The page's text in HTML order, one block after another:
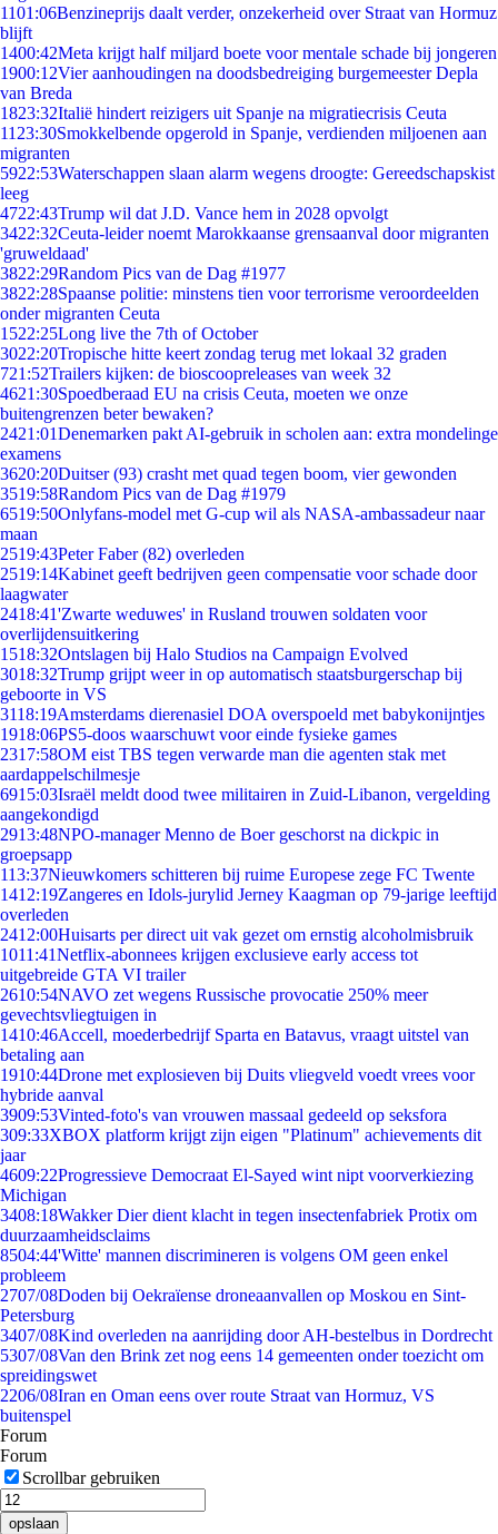
1101:06Benzineprijs daalt verder, onzekerheid over Straat van Hormuz
blijft
1400:42Meta krijgt half miljard boete voor mentale schade bij jongeren
1900:12Vier aanhoudingen na doodsbedreiging burgemeester Depla
van Breda
1823:32Italië hindert reizigers uit Spanje na migratiecrisis Ceuta
11 23:30Smokkelbende opgerold in Spanje, verdienden miljoenen aan
migranten
5922:53Waterschappen slaan alarm wegens droogte: Gereedschapskist
leeg
4722:43Trump wil dat J.D. Vance hem in 2028 opvolgt
3422:32Ceuta-leider noemt Marokkaanse grensaanval door migranten
'gruweldaad'
3822:29Random Pics van de Dag #1977
3822:28Spaanse politie: minstens tien voor terrorisme veroordeelden
onder migranten Ceuta
1522:25Long live the 7th of October
3022:20Tropische hitte keert zondag terug met lokaal 32 graden
721:52Trailers kijken: de bioscoopreleases van week 32
4621:30Spoedberaad EU na crisis Ceuta, moeten we onze
buitengrenzen beter bewaken?
2421:01Denemarken pakt AI-gebruik in scholen aan: extra mondelinge
examens
3620:20Duitser (93) crasht met quad tegen boom, vier gewonden
3519:58Random Pics van de Dag #1979
6519:50Onlyfans-model met G-cup wil als NASA-ambassadeur naar
maan
2519:43Peter Faber (82) overleden
2519:14Kabinet geeft bedrijven geen compensatie voor schade door
laagwater
2418:41'Zwarte weduwes' in Rusland trouwen soldaten voor
overlijdensuitkering
1518:32Ontslagen bij Halo Studios na Campaign Evolved
3018:32Trump grijpt weer in op automatisch staatsburgerschap bij
geboorte in VS
3118:19Amsterdams dierenasiel DOA overspoeld met babykonijntjes
1918:06PS5-doos waarschuwt voor einde fysieke games
2317:58OM eist TBS tegen verwarde man die agenten stak met
aardappelschilmesje
6915:03Israël meldt dood twee militairen in Zuid-Libanon, vergelding
aangekondigd
2913:48NPO-manager Menno de Boer geschorst na dickpic in
groepsapp
113:37Nieuwkomers schitteren bij ruime Europese zege FC Twente
1412:19Zangeres en Idols-jurylid Jerney Kaagman op 79-jarige leeftijd
overleden
2412:00Huisarts per direct uit vak gezet om ernstig alcoholmisbruik
1011:41Netflix-abonnees krijgen exclusieve early access tot
uitgebreide GTA VI trailer
2610:54NAVO zet wegens Russische provocatie 250% meer
gevechtsvliegtuigen in
1410:46Accell, moederbedrijf Sparta en Batavus, vraagt uitstel van
betaling aan
1910:44Drone met explosieven bij Duits vliegveld voedt vrees voor
hybride aanval
3909:53Vinted-foto's van vrouwen massaal gedeeld op seksfora
309:33XBOX platform krijgt zijn eigen "Platinum" achievements dit
jaar
4609:22Progressieve Democraat El-Sayed wint nipt voorverkiezing
Michigan
3408:18Wakker Dier dient klacht in tegen insectenfabriek Protix om
duurzaamheidsclaims
8504:44'Witte' mannen discrimineren is volgens OM geen enkel
probleem
2707/08Doden bij Oekraïense droneaanvallen op Moskou en Sint-
Petersburg
3407/08Kind overleden na aanrijding door AH-bestelbus in Dordrecht
5307/08Van den Brink zet nog eens 14 gemeenten onder toezicht om
spreidingswet
2206/08Iran en Oman eens over route Straat van Hormuz, VS
buitenspel
Forum
Forum
Scrollbar gebruiken
opslaan